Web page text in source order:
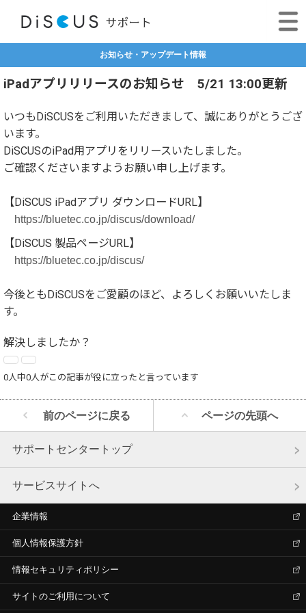
お知らせ・アップデート情報
iPadアプリリリースのお知らせ 5/21 13:00更新
いつもDiSCUSをご利用いただきまして、誠にありがとうござ
います。
DiSCUSのiPad用アプリをリリースいたしました。
ご確認くださいますようお願い申し上げます。
【DiSCUS iPadアプリ ダウンロードURL】
https://bluetec.co.jp/discus/download/
【DiSCUS 製品ページURL】
https://bluetec.co.jp/discus/
今後ともDiSCUSをご愛顧のほど、よろしくお願いいたしま
す。
解決しましたか？
0人中0人がこの記事が役に立ったと言っています
前のページに戻る ページの先頭へ
サポートセンタートップ
サービスサイトへ
企業情報
個人情報保護方針
情報セキュリティポリシー
サイトのご利用について